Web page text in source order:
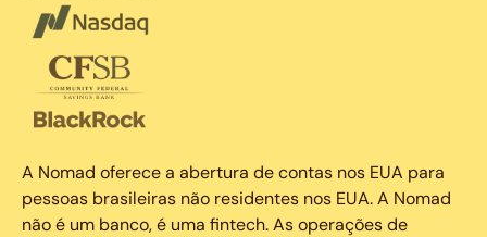
A Nomad oferece a abertura de contas nos EUA para
pessoas brasileiras não residentes nos EUA. A Nomad
não é um banco, é uma fintech. As operações de